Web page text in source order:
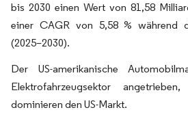
bis 2030 einen Wert von 81,58
einer CAGR von 5,58 % während
(2025–2030).
Der US-amerikanische
Elektrofahrzeugsektor
dominieren den US-Markt.